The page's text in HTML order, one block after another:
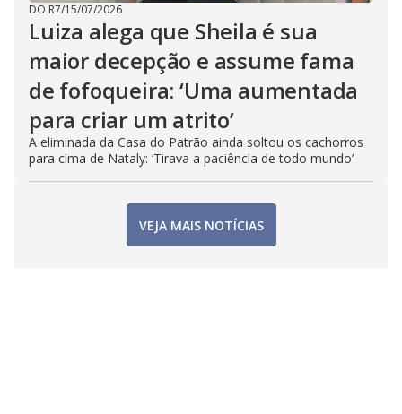
DO R7/15/07/2026
Luiza alega que Sheila é sua
maior decepção e assume fama
de fofoqueira: ‘Uma aumentada
para criar um atrito’
A eliminada da Casa do Patrão ainda soltou os cachorros
para cima de Nataly: ‘Tirava a paciência de todo mundo’
VEJA MAIS NOTÍCIAS